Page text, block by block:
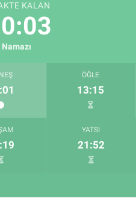
KALAN
ÖĞLE
13:15
YATSI
21:52